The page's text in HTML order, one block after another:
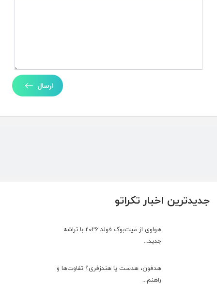
جدیدترین اخبار تکراتو
هواوی از میت‌بوک فولد 2026 با تراشه
جدید...
هدفون، هدست یا هندزفری؟ تفاوت‌ها و
راهنم...
ارسال